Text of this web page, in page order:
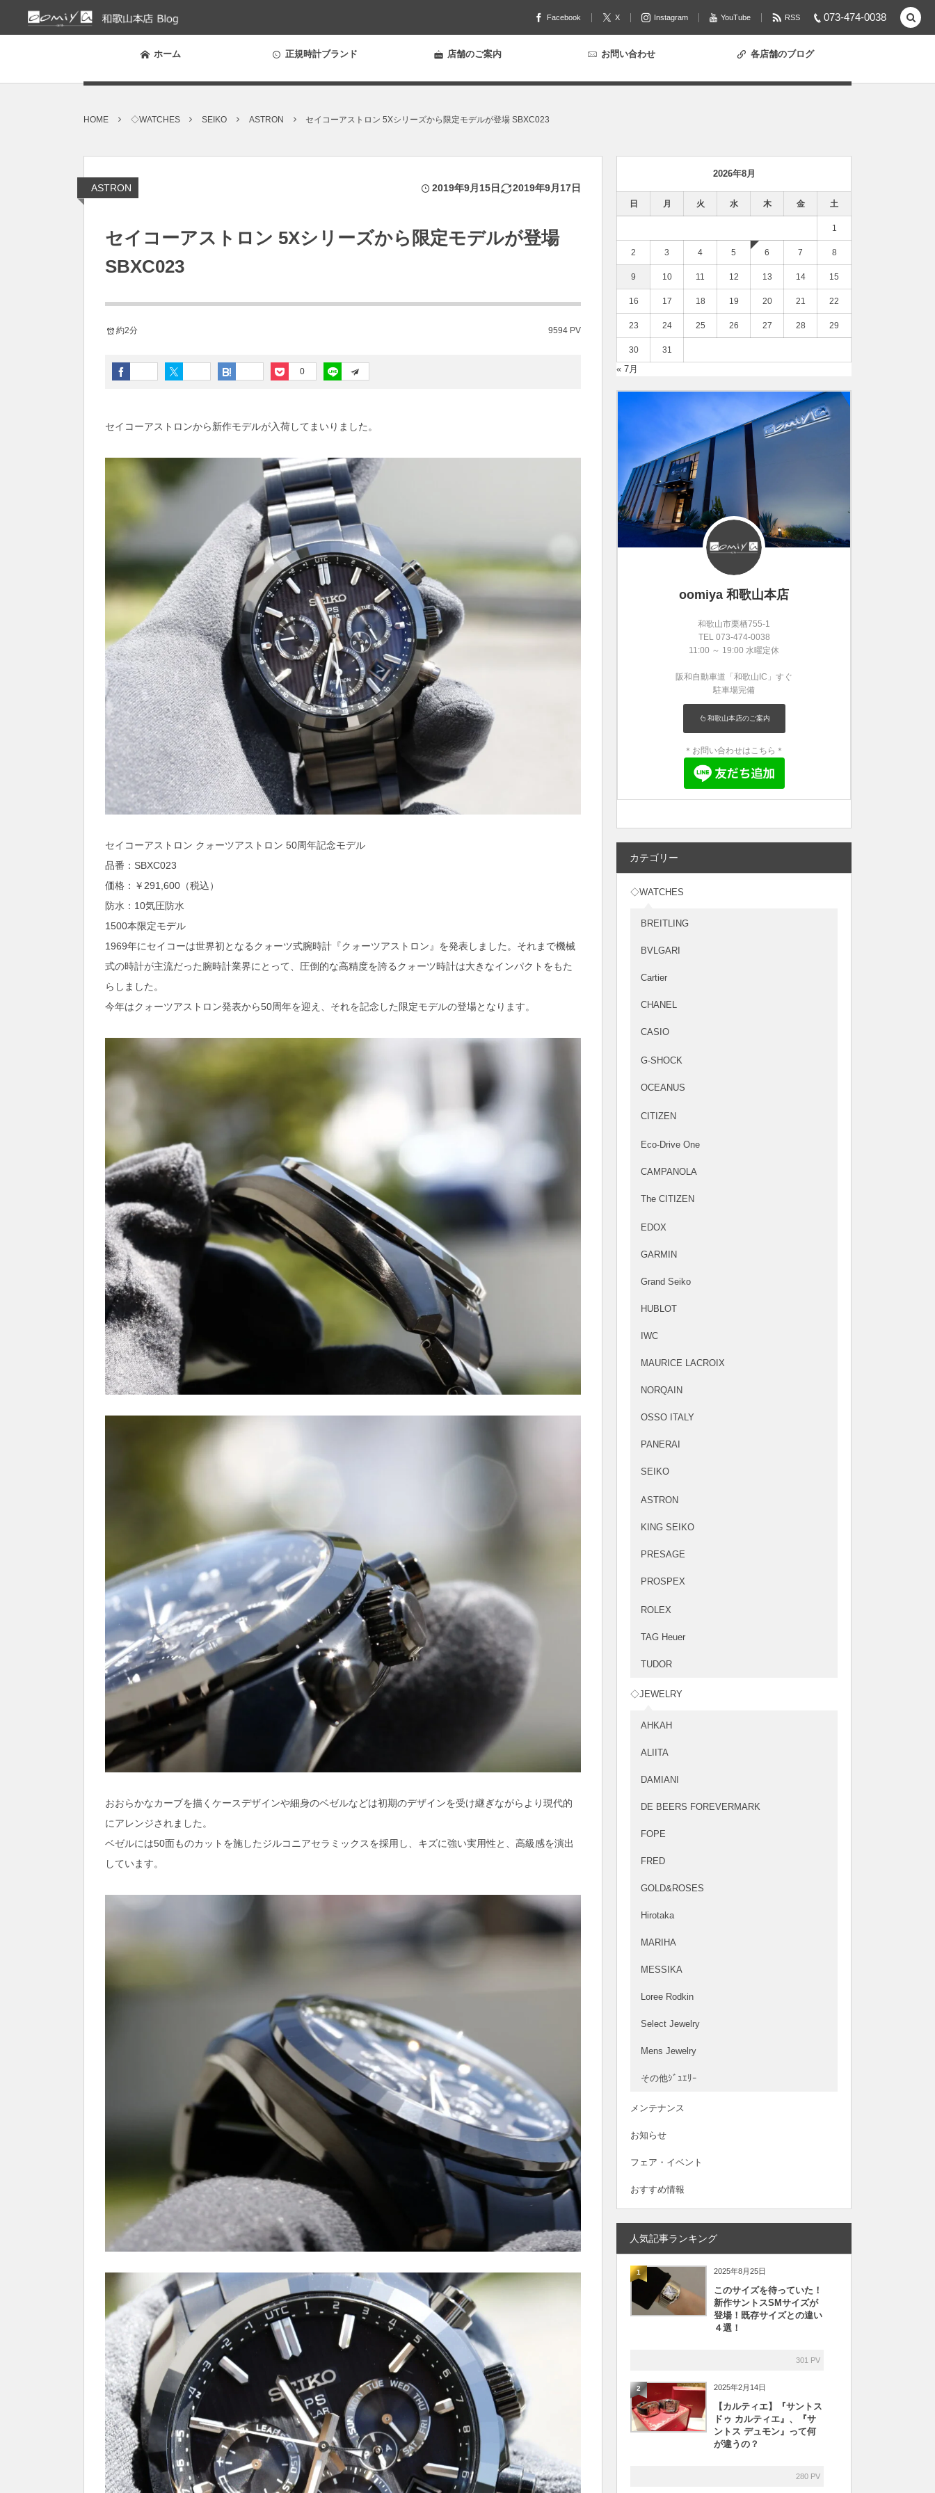
073-474-0038
Facebook X Instagram YouTube RSS
ホーム 正規時計ブランド 店舗のご案内 お問い合わせ 各店舗のブログ
HOME ◇WATCHES SEIKO ASTRON セイコーアストロン 5Xシリーズから限定モデルが登場 SBXC023
ASTRON 2019年9月15日 2019年9月17日
セイコーアストロン 5Xシリーズから限定モデルが登場
SBXC023
9594 PV
約2分
0
セイコーアストロンから新作モデルが入荷してまいりました。
セイコーアストロン クォーツアストロン 50周年記念モデル
品番：SBXC023
価格：￥291,600（税込）
防水：10気圧防水
1500本限定モデル
1969年にセイコーは世界初となるクォーツ式腕時計『クォーツアストロン』を発表しました。それまで機械
式の時計が主流だった腕時計業界にとって、圧倒的な高精度を誇るクォーツ時計は大きなインパクトをもた
らしました。
今年はクォーツアストロン発表から50周年を迎え、それを記念した限定モデルの登場となります。
おおらかなカーブを描くケースデザインや細身のベゼルなどは初期のデザインを受け継ぎながらより現代的
にアレンジされました。
ベゼルには50面ものカットを施したジルコニアセラミックスを採用し、キズに強い実用性と、高級感を演出
しています。
2026年8月
日 月 火 水 木 金 土
1
2 3 4 5 6 7 8
9 10 11 12 13 14 15
16 17 18 19 20 21 22
23 24 25 26 27 28 29
30 31
« 7月
oomiya 和歌山本店
和歌山市栗栖755-1
TEL 073-474-0038
11:00 ～ 19:00 水曜定休
阪和自動車道「和歌山IC」すぐ
駐車場完備
和歌山本店のご案内
＊お問い合わせはこちら＊
カテゴリー
◇WATCHES
BREITLING
BVLGARI
Cartier
CHANEL
CASIO
G-SHOCK
OCEANUS
CITIZEN
Eco-Drive One
CAMPANOLA
The CITIZEN
EDOX
GARMIN
Grand Seiko
HUBLOT
IWC
MAURICE LACROIX
NORQAIN
OSSO ITALY
PANERAI
SEIKO
ASTRON
KING SEIKO
PRESAGE
PROSPEX
ROLEX
TAG Heuer
TUDOR
◇JEWELRY
AHKAH
ALIITA
DAMIANI
DE BEERS FOREVERMARK
FOPE
FRED
GOLD&ROSES
Hirotaka
MARIHA
MESSIKA
Loree Rodkin
Select Jewelry
Mens Jewelry
その他ｼﾞｭｴﾘｰ
メンテナンス
お知らせ
フェア・イベント
おすすめ情報
人気記事ランキング
1 2025年8月25日
このサイズを待っていた！
新作サントスSMサイズが
登場！既存サイズとの違い
４選！
301 PV
2 2025年2月14日
【カルティエ】『サントス
ドゥ カルティエ』、『サ
ントス デュモン』って何
が違うの？
280 PV